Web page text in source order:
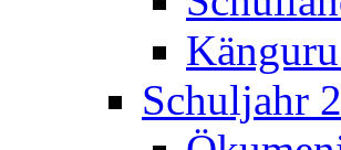
Schuljahr